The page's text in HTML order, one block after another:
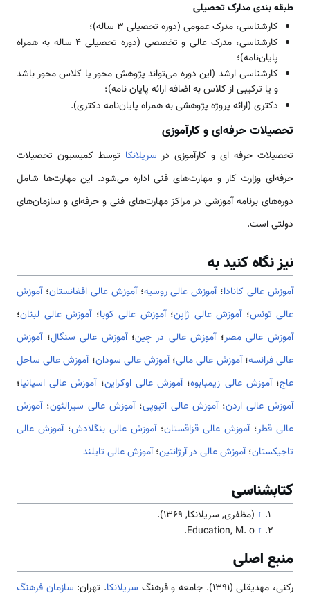
طبقه بندی مدارک تحصیلی
کارشناسی، مدرک عمومی (دوره تحصیلی 3 ساله)؛
کارشناسی، مدرک عالی و تخصصی (دوره تحصیلی 4 ساله به همراه
پایان‌نامه)؛
کارشناسی ارشد (این دوره می‌تواند پژوهش محور یا کلاس محور باشد
و یا ترکیبی از کلاس به اضافه ارائه پایان نامه)؛
دکتری (ارائه پروژه پژوهشی به همراه پایان‌نامه دکتری).
تحصیلات حرفه‌ای و کارآموزی
تحصیلات حرفه ای و کارآموزی در سریلانکا توسط کمیسیون تحصیلات
حرفه‌ای وزارت کار و مهارت‌های فنی اداره می‌شود. این مهارت‌ها شامل
دوره‌های برنامه آموزشی در مراکز مهارت‌های فنی و حرفه‌ای و سازمان‌های
دولتی است.
نیز نگاه کنید به
آموزش عالی کانادا؛آموزش عالی روسیه؛آموزش عالی افغانستان؛آموزش
عالی تونس؛آموزش عالی ژاپن؛آموزش عالی کوبا؛آموزش عالی لبنان؛
آموزش عالی مصر؛آموزش عالی در چین؛آموزش عالی سنگال؛آموزش
عالی فرانسه؛آموزش عالی مالی؛آموزش عالی سودان؛آموزش عالی ساحل
عاج؛آموزش عالی زیمبابوه؛آموزش عالی اوکراین؛آموزش عالی اسپانیا؛
آموزش عالی اردن؛آموزش عالی اتیوپی؛آموزش عالی سیرالئون؛آموزش
عالی قطر؛آموزش عالی قزاقستان؛آموزش عالی بنگلادش؛آموزش عالی
تاجیکستان؛آموزش عالی در آرژانتین؛آموزش عالی تایلند
کتابشناسی
↑ (مظفری, سریلانکا, 1369).
↑
Education, M. o.
منبع اصلی
رکنی، مهدیقلی (1391). جامعه و فرهنگ سریلانکا. تهران: سازمان فرهنگ